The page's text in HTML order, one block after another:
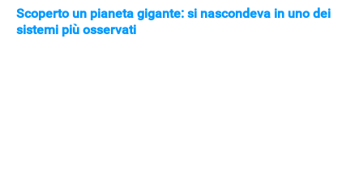
HOW TO
Scoperto un pianeta gigante: si nascondeva in uno dei
sistemi più osservati